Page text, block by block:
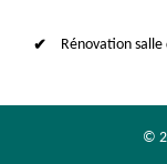
Rénovation salle
©